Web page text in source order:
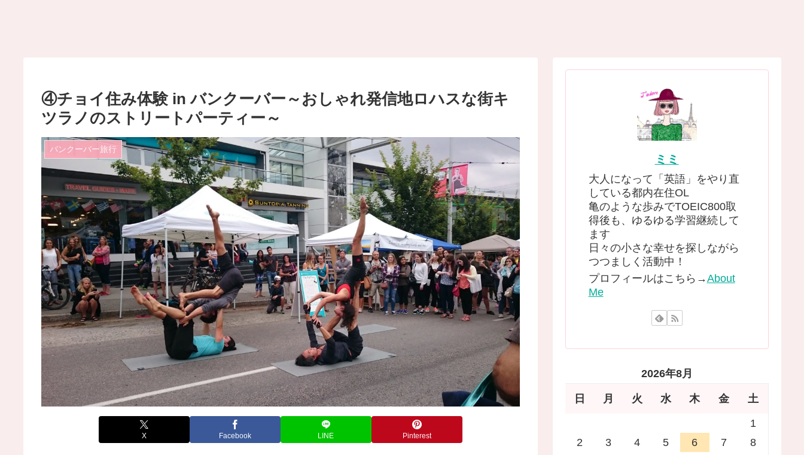
④チョイ住み体験 in バンクーバー～おしゃれ発信地ロハスな街キ
ツラノのストリートパーティー～
バンクーバー旅行
X Facebook LINE Pinterest
ミミ
大人になって「英語」をやり直
している都内在住OL
亀のような歩みでTOEIC800取
得後も、ゆるゆる学習継続して
ます
日々の小さな幸せを探しながら
つつましく活動中！
プロフィールはこちら→About
Me
2026年8月
日 月 火 水 木 金 土
1
2
3 4 5 6 7
8